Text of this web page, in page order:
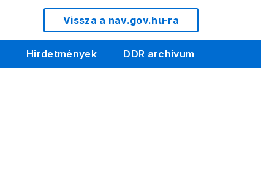
Vissza a nav.gov.hu-ra
Hirdetmények DDR archivum